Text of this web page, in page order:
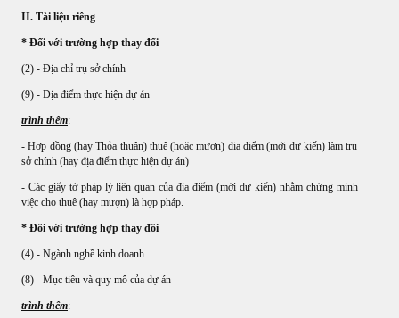
II. Tài liệu riêng
* Đối với trường hợp thay đổi
(2) - Địa chỉ trụ sở chính
(9) - Địa điểm thực hiện dự án
trình thêm:
- Hợp đồng (hay Thỏa thuận) thuê (hoặc mượn) địa điểm (mới dự kiến) làm trụ
sở chính (hay địa điểm thực hiện dự án)
- Các giấy tờ pháp lý liên quan của địa điểm (mới dự kiến) nhằm chứng minh
việc cho thuê (hay mượn) là hợp pháp.
* Đối với trường hợp thay đổi
(4) - Ngành nghề kinh doanh
(8) - Mục tiêu và quy mô của dự án
trình thêm: